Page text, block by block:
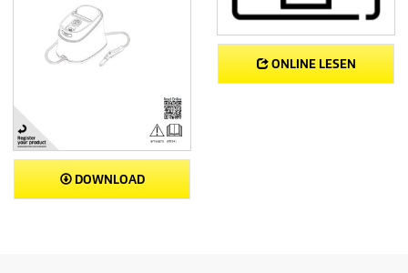
DOWNLOAD
ONLINE LESEN